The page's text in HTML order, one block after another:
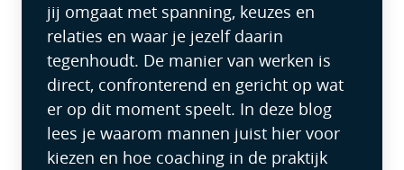
jij omgaat met spanning, keuzes en
relaties en waar je jezelf daarin
tegenhoudt. De manier van werken is
direct, confronterend en gericht op wat
er op dit moment speelt. In deze blog
lees je waarom mannen juist hier voor
kiezen en hoe coaching in de praktijk